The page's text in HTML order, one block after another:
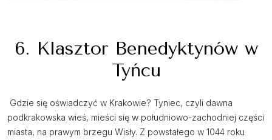
6. Klasztor Benedyktynów w
Tyńcu
Gdzie się oświadczyć w Krakowie? Tyniec, czyli dawna
podkrakowska wieś, mieści się w południowo-zachodniej części
miasta, na prawym brzegu Wisły. Z powstałego w 1044 roku